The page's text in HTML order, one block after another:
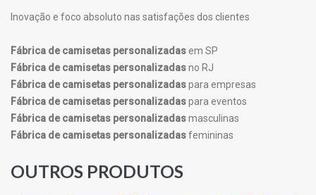
Inovação e foco absoluto nas satisfações dos clientes
Fábrica de camisetas personalizadasem SP
Fábrica de camisetas personalizadasno RJ
Fábrica de camisetas personalizadaspara empresas
Fábrica de camisetas personalizadaspara eventos
Fábrica de camisetas personalizadasmasculinas
Fábrica de camisetas personalizadasfemininas
OUTROS PRODUTOS